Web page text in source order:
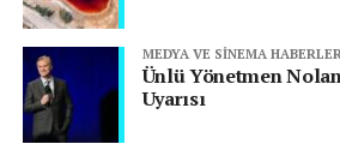
MEDYA VE SINEMA
Ünlü Yönetmen
Uyarısı